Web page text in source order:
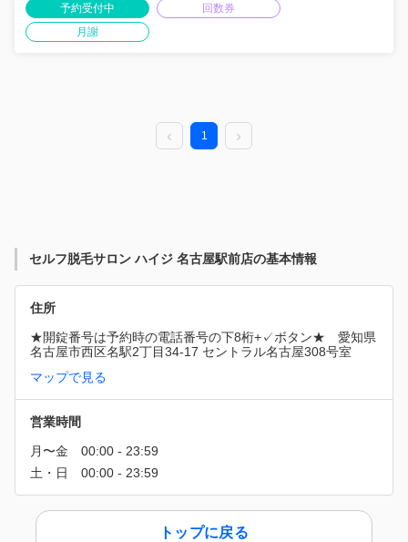
予約受付中
回数券
月謝
1
セルフ脱毛サロン ハイジ 名古屋駅前店の基本情報
住所
★開錠番号は予約時の電話番号の下8桁+✓ボタン★　愛知県
名古屋市⻄区名駅2丁目34-17 セントラル名古屋308号室
マップで見る
営業時間
トップに戻る